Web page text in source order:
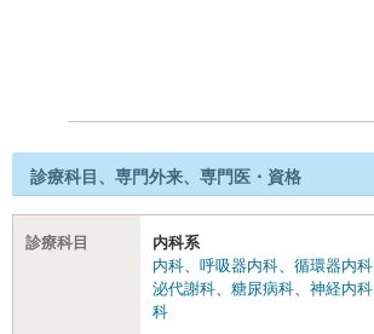
診療科目、専門外来、専門医・資格
診療科目
内科系
内科
呼吸器内科 循環器内科
泌代謝科
糖尿病科 神経内科
科